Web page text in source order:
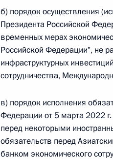
Федеральный закон от
О внесении изменений в
кодекса Российской Федерации
26 июля 2026 года
О внесении изменений в
26 июля 2026 года
б) порядок осуществления
Президента Российской
временных мерах
Российской Федерации", не
инфраструктурных
сотрудничества,
в) порядок исполнения
Федерации от 5 марта 2022
перед некоторыми
обязательств перед
банком экономического